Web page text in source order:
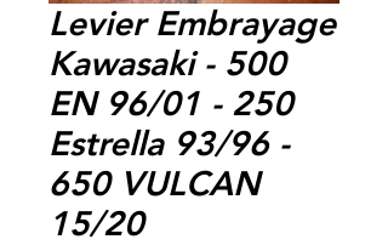
Levier Embrayage
Kawasaki - 500
EN 96/01 - 250
Estrella 93/96 -
650 VULCAN
15/20